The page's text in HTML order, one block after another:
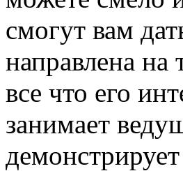
смогут вам
направлена
все что его
занимает